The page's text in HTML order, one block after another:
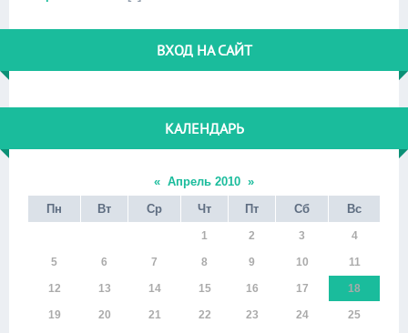
ВХОД НА САЙТ
КАЛЕНДАРЬ
« Апрель 2010 »
Пн
Вт Ср Чт Пт Сб Вс
1 2 3 4
5 6 7 8 9 10 11
12 13 14 15 16 17 18
19 20 21 22 23 24 25